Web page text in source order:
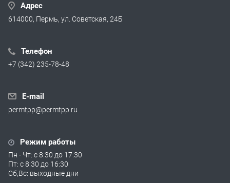
Адрес
614000, Пермь, ул. Советская, 24Б
Телефон
+7 (342) 235-78-48
E-mail
permtpp@permtpp.ru
Режим работы
Пн - Чт: с 8:30 до 17:30
Пт: с 8:30 до 16:30
Сб,Вс: выходные дни